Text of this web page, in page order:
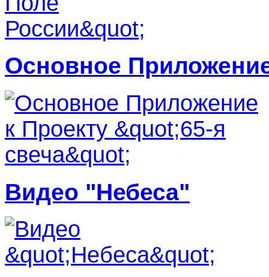
Основное
Видео "Небеса"